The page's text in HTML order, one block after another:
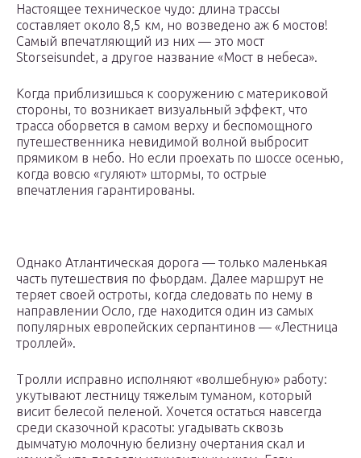
Настоящее техническое чудо: длина трассы
составляет около 8,5 км, но возведено аж 6 мостов!
Самый впечатляющий из них — это мост
Storseisundet, а другое название «Мост в небеса».
Когда приблизишься к сооружению с материковой
стороны, то возникает визуальный эффект, что
трасса оборвется в самом верху и беспомощного
путешественника невидимой волной выбросит
прямиком в небо. Но если проехать по шоссе осенью,
когда вовсю «гуляют» штормы, то острые
впечатления гарантированы.
Однако Атлантическая дорога — только маленькая
часть путешествия по фьордам. Далее маршрут не
теряет своей остроты, когда следовать по нему в
направлении Осло, где находится один из самых
популярных европейских серпантинов — «Лестница
троллей».
Тролли исправно исполняют «волшебную» работу:
укутывают лестницу тяжелым туманом, который
висит белесой пеленой. Хочется остаться навсегда
среди сказочной красоты: угадывать сквозь
дымчатую молочную белизну очертания скал и